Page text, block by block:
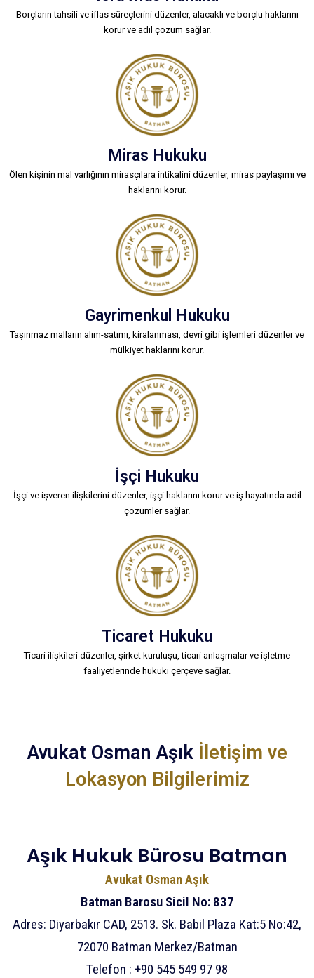
Borçların tahsili ve iflas süreçlerini düzenler, alacaklı ve borçlu haklarını
korur ve adil çözüm sağlar.
Miras Hukuku
Ölen kişinin mal varlığının mirasçılara intikalini düzenler, miras paylaşımı ve
haklarını korur.
Gayrimenkul Hukuku
Taşınmaz malların alım-satımı, kiralanması, devri gibi işlemleri düzenler ve
mülkiyet haklarını korur.
İşçi Hukuku
İşçi ve işveren ilişkilerini düzenler, işçi haklarını korur ve iş hayatında adil
çözümler sağlar.
Ticaret Hukuku
Ticari ilişkileri düzenler, şirket kuruluşu, ticari anlaşmalar ve işletme
faaliyetlerinde hukuki çerçeve sağlar.
Avukat Osman Aşık İletişim ve
Lokasyon Bilgilerimiz
Aşık Hukuk Bürosu Batman
Avukat Osman Aşık
Batman Barosu Sicil No: 837
Adres: Diyarbakır CAD, 2513. Sk. Babil Plaza Kat:5 No:42,
72070 Batman Merkez/Batman
Telefon : +90 545 549 97 98